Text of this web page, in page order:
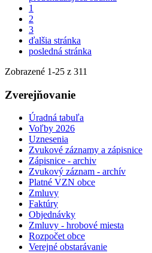
1
2
3
ďalšia stránka
posledná stránka
Zobrazené 1-25 z 311
Zverejňovanie
Úradná tabuľa
Voľby 2026
Uznesenia
Zvukové záznamy a zápisnice
Zápisnice - archiv
Zvukový záznam - archív
Platné VZN obce
Zmluvy
Faktúry
Objednávky
Zmluvy - hrobové miesta
Rozpočet obce
Verejné obstarávanie